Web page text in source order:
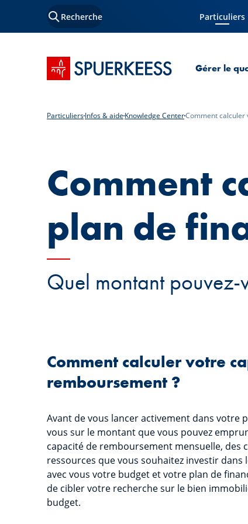
Recherche Particuliers
Page
Accueil SPUERKEESS Gérer le
ParticuliersInfos & aide Knowledge CenterComment calculer
Comment
plan de
Quel montant pouvez-
Comment calculer votre
remboursement ?
Avant de vous lancer activement dans votre
vous sur le montant que vous pouvez
capacité de remboursement mensuelle, des
ressources que vous souhaitez investir
avec vous votre budget et votre plan de
de cibler votre recherche sur le bien
budget.